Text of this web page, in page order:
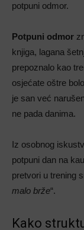
potpuni odmor.
Potpuni odmor
knjiga, lagana
prepoznalo kao
osjećate oštre
je san već
ne pada danima.
Iz osobnog
potpuni dan na
pretvori u trening
malo brže“.
Kako